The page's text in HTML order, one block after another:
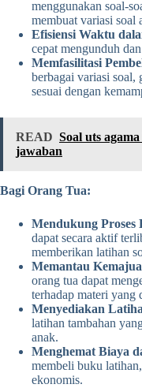
menggunakan soal-
membuat variasi soal
Efisiensi Waktu
cepat mengunduh
Memfasilitasi
berbagai variasi soal,
sesuai dengan
READ Soal uts
jawaban
Bagi Orang Tua:
Mendukung
dapat secara aktif
memberikan latihan
Memantau
orang tua dapat
terhadap materi yang
Menyediakan
latihan tambahan
anak.
Menghemat Biaya
membeli buku
ekonomis.